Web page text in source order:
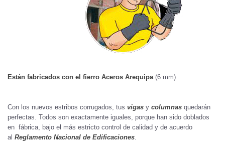
Están fabricados con el fierro Aceros Arequipa(6 mm).
Con los nuevos estribos corrugados, tus vigas y columnas quedarán
perfectas. Todos son exactamente iguales, porque han sido doblados
en fábrica, bajo el más estricto control de calidad y de acuerdo
al Reglamento Nacional de Edificaciones.